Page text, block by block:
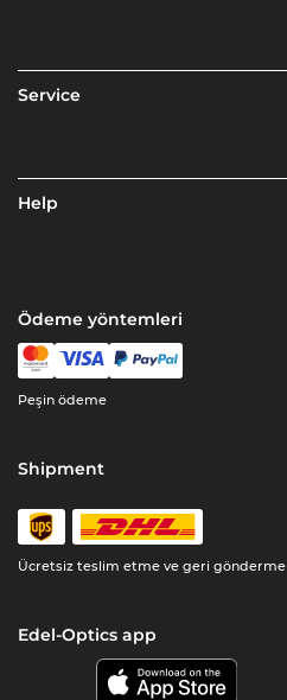
Service
Help
Ödeme yöntemleri
Peşin ödeme
Shipment
Ücretsiz teslim etme ve geri gönderme
Edel-Optics app